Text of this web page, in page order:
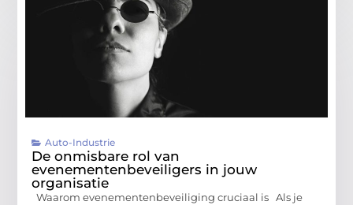
Auto-Industrie
De onmisbare rol van
evenementenbeveiligers in jouw
organisatie
Waarom evenementenbeveiliging cruciaal is Als je